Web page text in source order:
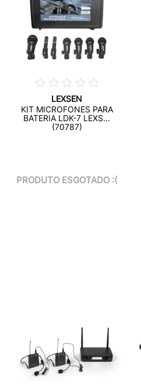
LEXSEN
KIT MICROFONES PARA
BATERIA LDK-7 LEXS...
(70787)
PRODUTO ESGOTADO :(